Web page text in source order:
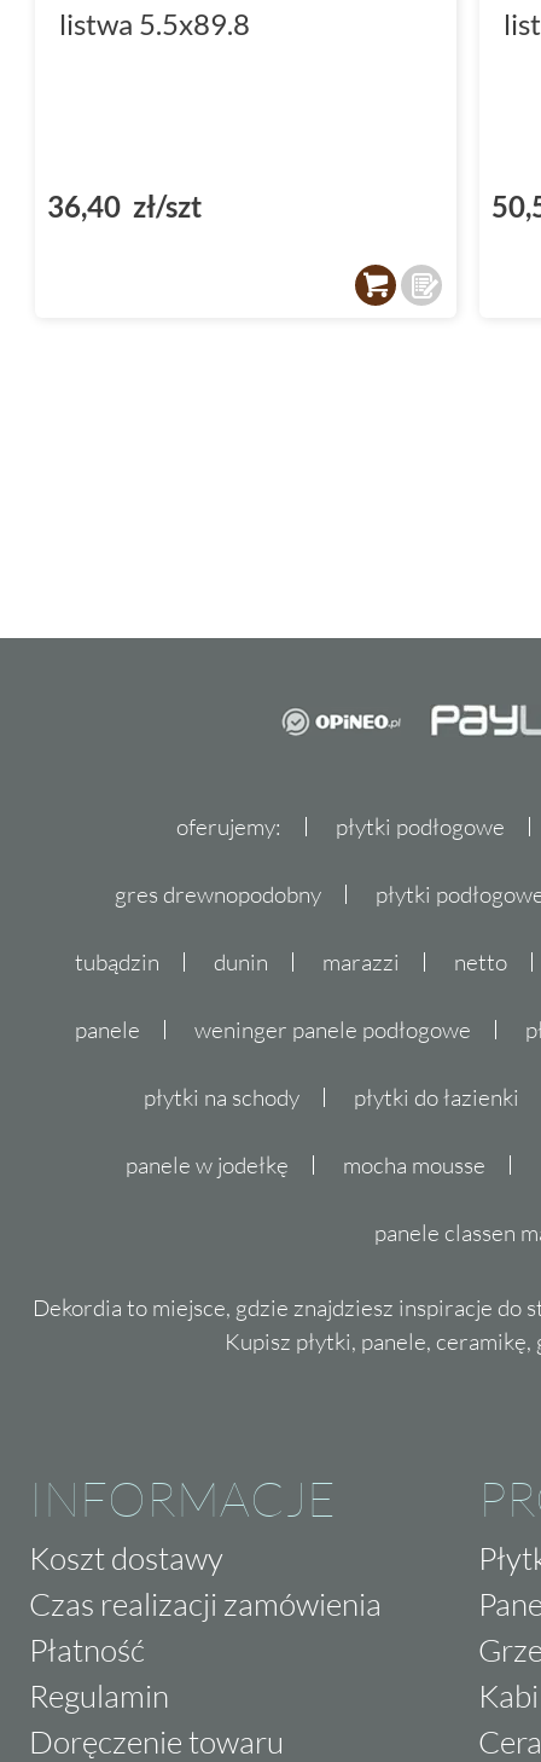
listwa 5.5x89.8
36,40 zł/szt
oferujemy: płytki podłogowe
gres drewnopodobny płytki
tubądzin dunin marazzi netto
panele weninger panele podłogowe
płytki na schody płytki do łazienki
panele w jodełkę mocha mousse
panele classen
Dekordia to miejsce, gdzie znajdziesz inspiracje do
Kupisz płytki, panele,
INFORMACJE
Koszt dostawy
Czas realizacji zamówienia
Płatność
Regulamin
Doręczenie towaru